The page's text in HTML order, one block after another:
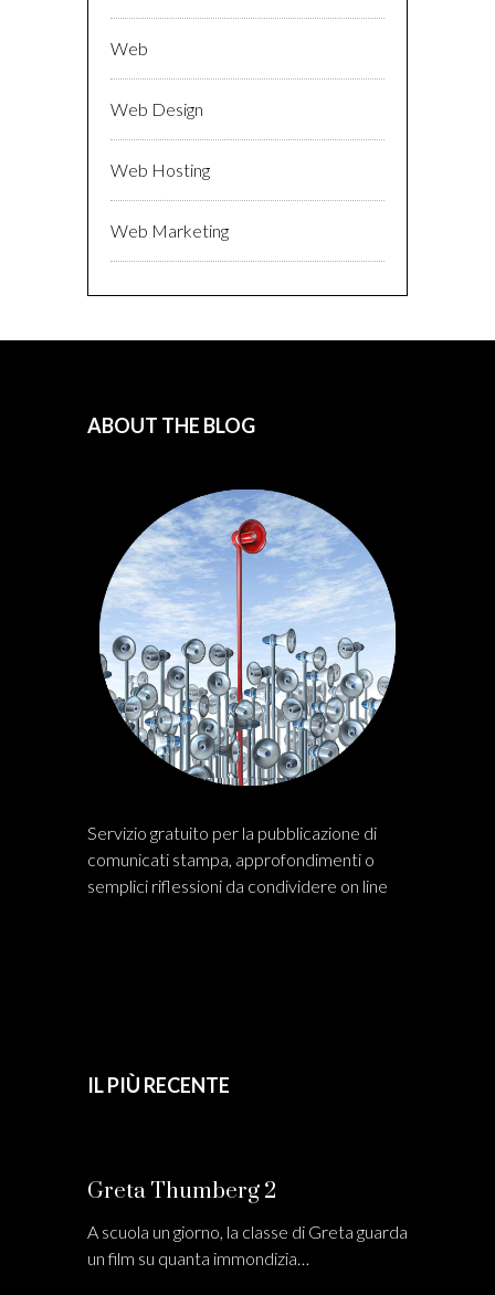
Web
Web Design
Web Hosting
Web Marketing
ABOUT THE BLOG
Servizio gratuito per la pubblicazione di
comunicati stampa, approfondimenti o
semplici riflessioni da condividere on line
IL PIÙ RECENTE
Greta Thumberg 2
A scuola un giorno, la classe di Greta guarda
un film su quanta immondizia…